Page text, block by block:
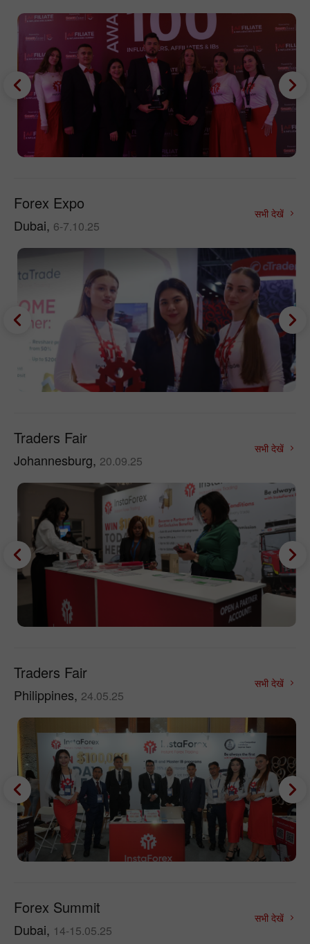
Forex Expo
Dubai, 6-7.10.25
सभी देखें
Traders Fair
Johannesburg, 20.09.25
सभी देखें
Traders Fair
Philippines, 24.05.25
सभी देखें
Forex Summit
Dubai, 14-15.05.25
सभी देखें